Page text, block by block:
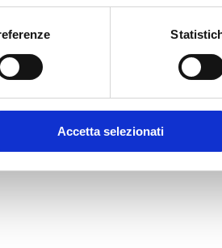
Accetta selezionati